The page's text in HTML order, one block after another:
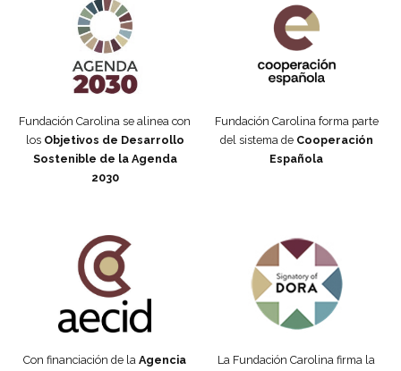
Fundación Carolina se alinea con
los Objetivos de Desarrollo
Sostenible de la Agenda
2030
Fundación Carolina forma parte
del sistema de Cooperación
Española
Con financiación de la Agencia
La Fundación Carolina firma la